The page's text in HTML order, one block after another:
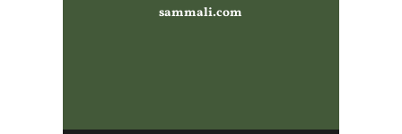
sammali.com